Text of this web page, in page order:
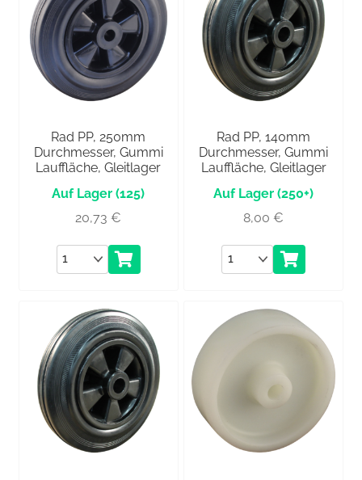
Rad PP, 250mm
Durchmesser, Gummi
Lauffläche, Gleitlager
(125)
20,73€
Anzahl
Rad PP, 140mm
Durchmesser, Gummi
Lauffläche, Gleitlager
(250+)
8,00€
Anzahl